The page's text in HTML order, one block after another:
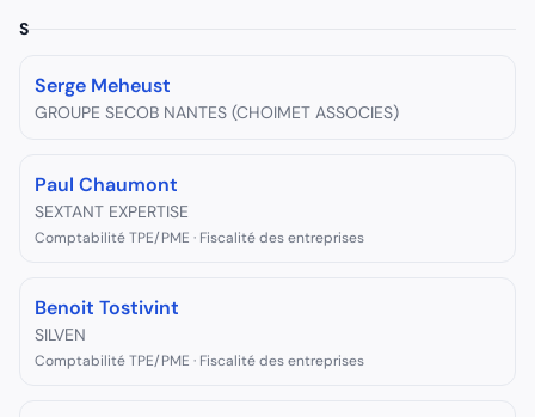
S
Serge Meheust
GROUPE SECOB NANTES (CHOIMET ASSOCIES)
Paul Chaumont
SEXTANT EXPERTISE
Comptabilité TPE/PME · Fiscalité des entreprises
Benoit Tostivint
SILVEN
Comptabilité TPE/PME · Fiscalité des entreprises